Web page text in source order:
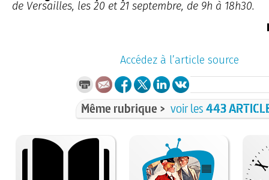
de Versailles, les 20 et 21 septembre, de 9h à 18h30.
Accédez à l’article source
Même rubrique > voir les443